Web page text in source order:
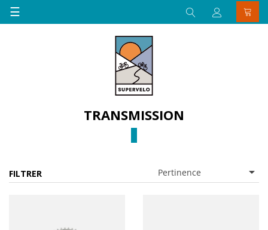
Basculer
la
☰
TRANSMISSION
FILTRER Pertinence 